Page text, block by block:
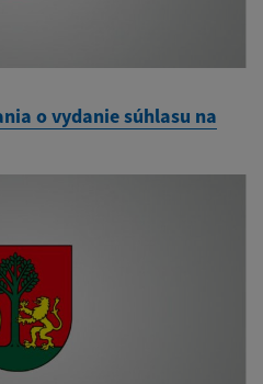
o vydanie súhlasu na